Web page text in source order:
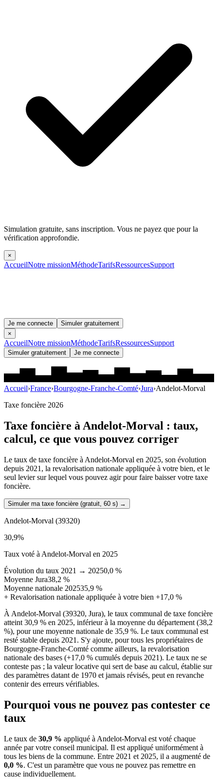
Simulation gratuite, sans inscription. Vous ne payez que pour la
vérification approfondie.
×
AccueilNotre missionMéthodeTarifsRessourcesSupport
Je me connecte
Simuler gratuitement
×
AccueilNotre missionMéthodeTarifsRessourcesSupport
Simuler gratuitement Je me connecte
Accueil›France›Bourgogne-Franche-Comté›Jura›Andelot-Morval
Taxe foncière 2026
Taxe foncière àAndelot-Morval : taux,
calcul, ce que vous pouvez corriger
Le taux de taxe foncière à Andelot-Morval en 2025, son évolution
depuis 2021, la revalorisation nationale appliquée à votre bien, et le
seul levier sur lequel vous pouvez agir pour faire baisser votre taxe
foncière.
Simuler ma taxe foncière (gratuit, 60 s) →
Andelot-Morval (39320)
30,9%
Taux voté à Andelot-Morval en 2025
Évolution du taux 2021 → 20250,0 %
Moyenne Jura38,2 %
Moyenne nationale 202535,9 %
+ Revalorisation nationale appliquée à votre bien +17,0 %
À Andelot-Morval (39320, Jura), le taux communal de taxe foncière
atteint 30,9 % en 2025, inférieur à la moyenne du département (38,2
%), pour une moyenne nationale de 35,9 %. Le taux communal est
resté stable depuis 2021. S'y ajoute, pour tous les propriétaires de
Bourgogne-Franche-Comté comme ailleurs, la revalorisation
nationale des bases (+17,0 % cumulés depuis 2021). Le taux ne se
conteste pas ; la valeur locative qui sert de base au calcul, établie sur
des paramètres datant de 1970 et jamais révisés, peut en revanche
contenir des erreurs vérifiables.
Pourquoi vous ne pouvez pas contester ce
taux
Le taux de 30,9 % appliqué à Andelot-Morval est voté chaque
année par votre conseil municipal. Il est appliqué uniformément à
tous les biens de la commune. Entre 2021 et 2025, il a augmenté de
0,0 %. C'est un paramètre que vous ne pouvez pas remettre en
cause individuellement.